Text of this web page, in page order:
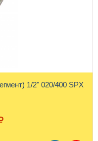
Коронка алмазная (кольцевой сегмент) 1/2" 020/400 SPX